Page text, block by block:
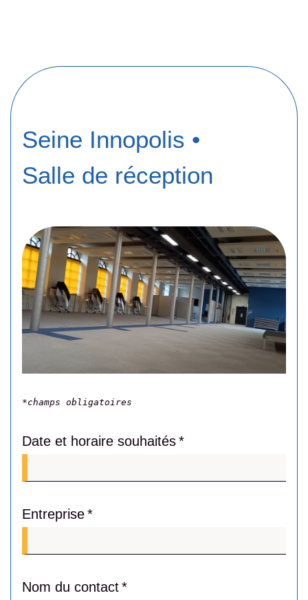
Seine Innopolis •
Salle de réception
*champs obligatoires
Date et horaire souhaités
Entreprise
Nom du contact